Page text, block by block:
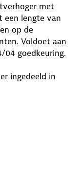
met
een lengte van
op de
Voldoet aan
04 goedkeuring.
ingedeeld in